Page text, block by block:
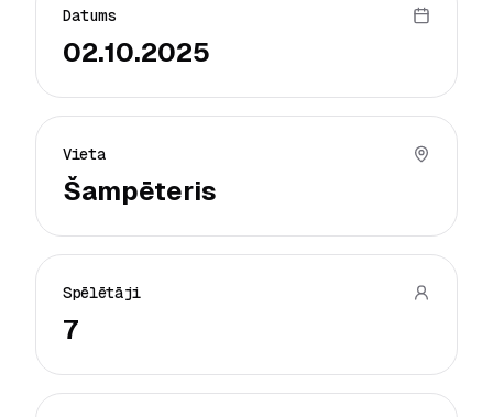
Datums
02.10.2025
Vieta
Šampēteris
Spēlētāji
7